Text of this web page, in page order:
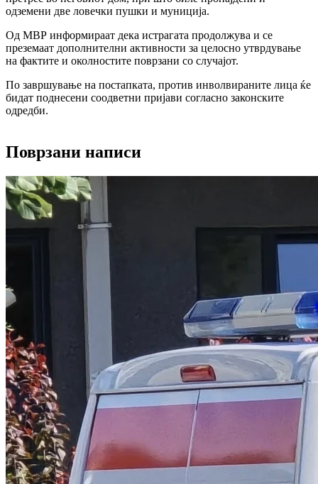
одземени две ловечки пушки и муниција.
Од МВР информираат дека истрагата продолжува и се
преземаат дополнителни активности за целосно утврдување
на фактите и околностите поврзани со случајот.
По завршување на постапката, против инволвираните лица ќе
бидат поднесени соодветни пријави согласно законските
одредби.
Поврзани написи